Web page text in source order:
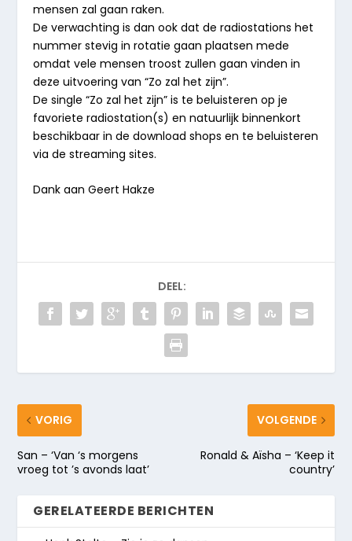
mensen zal gaan raken.
De verwachting is dan ook dat de radiostations het
nummer stevig in rotatie gaan plaatsen mede
omdat vele mensen troost zullen gaan vinden in
deze uitvoering van “Zo zal het zijn”.
De single “Zo zal het zijn” is te beluisteren op je
favoriete radiostation(s) en natuurlijk binnenkort
beschikbaar in de download shops en te beluisteren
via de streaming sites.
Dank aan Geert Hakze
DEEL:
VORIG
San – ‘Van ‘s morgens
vroeg tot ’s avonds laat’
VOLGENDE
Ronald & Aïsha – ‘Keep it
country’
GERELATEERDE BERICHTEN